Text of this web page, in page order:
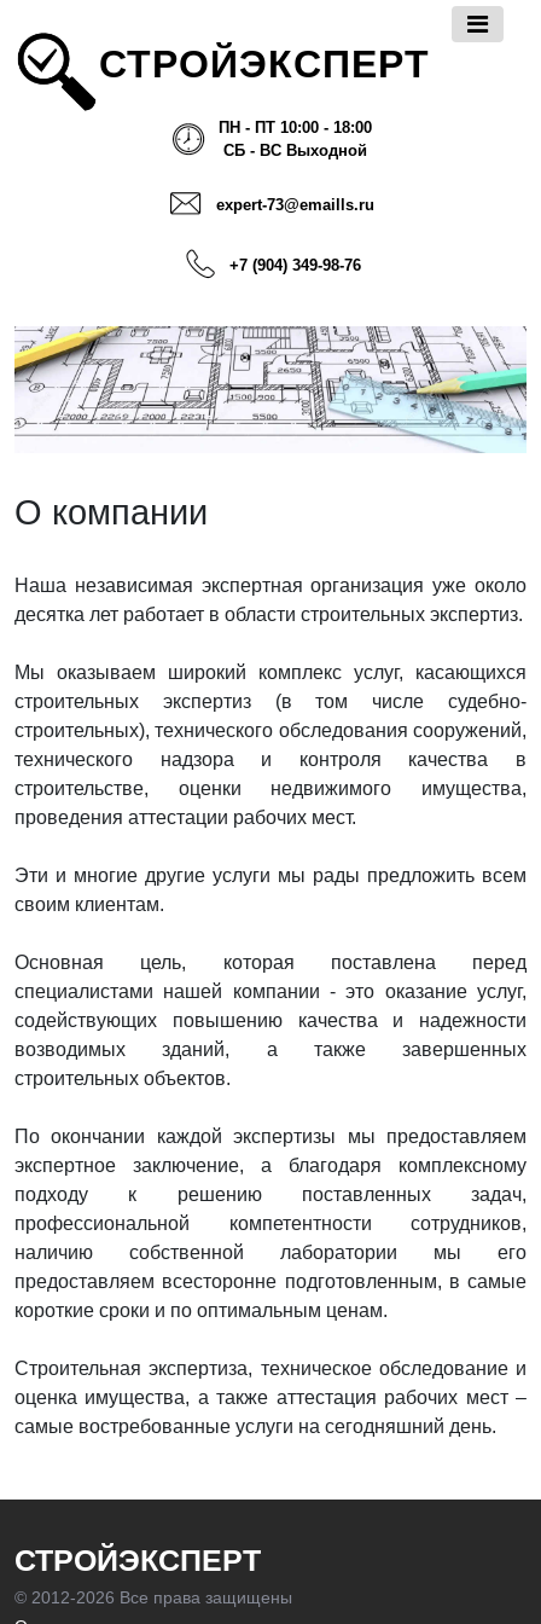
СТРОЙЭКСПЕРТ
ПН - ПТ 10:00 - 18:00
СБ - ВС Выходной
expert-73@emaills.ru
+7 (904) 349-98-76
О компании
Наша независимая экспертная организация уже около
десятка лет работает в области строительных экспертиз.
Мы оказываем широкий комплекс услуг, касающихся
строительных экспертиз (в том числе судебно-
строительных), технического обследования сооружений,
технического надзора и контроля качества в
строительстве, оценки недвижимого имущества,
проведения аттестации рабочих мест.
Эти и многие другие услуги мы рады предложить всем
своим клиентам.
Основная цель, которая поставлена перед
специалистами нашей компании - это оказание услуг,
содействующих повышению качества и надежности
возводимых зданий, а также завершенных
строительных объектов.
По окончании каждой экспертизы мы предоставляем
экспертное заключение, а благодаря комплексному
подходу к решению поставленных задач,
профессиональной компетентности сотрудников,
наличию собственной лаборатории мы его
предоставляем всесторонне подготовленным, в самые
короткие сроки и по оптимальным ценам.
Строительная экспертиза, техническое обследование и
оценка имущества, а также аттестация рабочих мест –
самые востребованные услуги на сегодняшний день.
СТРОЙЭКСПЕРТ
© 2012-2026 Все права защищены